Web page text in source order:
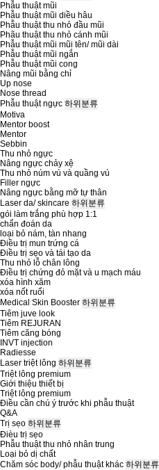
Phẫu thuật mũi
Phẫu thuật mũi diều hâu
Phẫu thuật thu nhỏ đầu mũi
Phãu thuật thu nhỏ cánh mũi
Phẫu thuật mũi mũi tên/ mũi dài
Phẫu thuật mũi ngắn
Phẫu thuật mũi cong
Nâng mũi bằng chỉ
Up nose
Nose thread
Phẫu thuật ngực 하위분류
Motiva
Mentor boost
Mentor
Sebbin
Thu nhỏ ngực
Nâng ngực chảy xệ
Thu nhỏ núm vú và quầng vú
Filler ngực
Nâng ngực bằng mỡ tự thân
Laser da/ skincare 하위분류
gói làm trắng phù hợp 1:1
chẩn đoán da
loại bỏ nám, tàn nhang
Điều trị mun trứng cá
Điều trị sẹo và tái tạo da
Thu nhỏ lỗ chân lông
Điều trị chứng đỏ mặt và u mạch máu
xóa hình xăm
xóa nốt ruổi
Medical Skin Booster 하위분류
Tiêm juve look
Tiêm REJURAN
Tiêm căng bóng
INVT injection
Radiesse
Laser triệt lông 하위분류
Triệt lông premium
Giới thiệu thiết bị
Triệt lông premium
Điều cần chú ý trước khi phẫu thuật
Q&A
Trị sẹo 하위분류
Đièu trị sẹo
Phẫu thuật thu nhỏ nhân trung
Loại bỏ dị chất
Chăm sóc body/ phẫu thuật khác 하위분류